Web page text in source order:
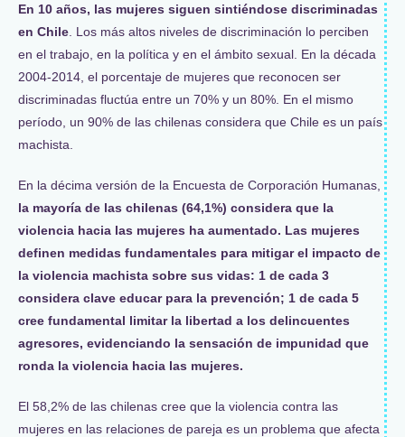
En 10 años, las mujeres siguen sintiéndose discriminadas
en Chile . Los más altos niveles de discriminación lo perciben
en el trabajo, en la política y en el ámbito sexual. En la década
2004-2014, el porcentaje de mujeres que reconocen ser
discriminadas fluctúa entre un 70% y un 80%. En el mismo
período, un 90% de las chilenas considera que Chile es un país
machista.
En la décima versión de la Encuesta de Corporación Humanas,
la mayoría de las chilenas (64,1%) considera que la
violencia hacia las mujeres ha aumentado. Las mujeres
definen medidas fundamentales para mitigar el impacto de
la violencia machista sobre sus vidas: 1 de cada 3
considera clave educar para la prevención; 1 de cada 5
cree fundamental limitar la libertad a los delincuentes
agresores, evidenciando la sensación de impunidad que
ronda la violencia hacia las mujeres.
El 58,2% de las chilenas cree que la violencia contra las
mujeres en las relaciones de pareja es un problema que afecta